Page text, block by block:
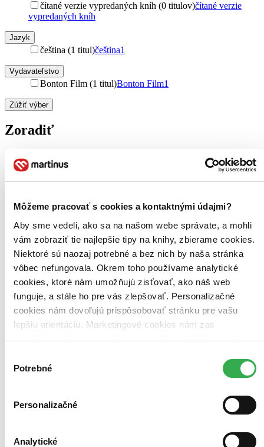
Môžeme pracovať s cookies a kontaktnými údajmi?
Aby sme vedeli, ako sa na našom webe správate, a mohli
vám zobraziť tie najlepšie tipy na knihy, zbierame cookies.
Niektoré sú naozaj potrebné a bez nich by naša stránka
vôbec nefungovala. Okrem toho používame analytické
cookies, ktoré nám umožňujú zisťovať, ako náš web
funguje, a stále ho pre vás zlepšovať. Personalizačné
cookies nám dovoľujú prispôsobovať stránku pre vašu
lepšiu orientáciu. Marketingové cookies nám zas
umožňujú zobrazenie relevantnej reklamy. Niektoré údaje
keby sme mohli používať všetky tieto cookies. Ďakujeme!
súhlasu
Potrebné
Personalizačné
Analytické
čítané verzie vypredaných kníh (0 titulov)čítané verzie
vypredaných kníh
Jazyk
čeština (1 titul)čeština1
Vydavateľstvo
Bonton Film (1 titul)Bonton Film1
Zúžiť výber
Zoradiť
Novinky
Najlacnejšie
Najvyššia zľava